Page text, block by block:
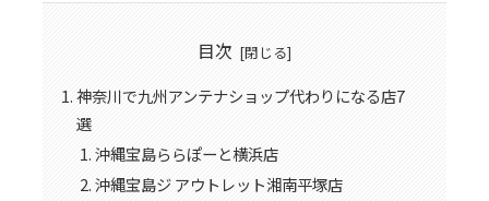
目次
神奈川で九州アンテナショップ代わりになる店7
選
沖縄宝島ららぽーと横浜店
沖縄宝島ジ アウトレット湘南平塚店